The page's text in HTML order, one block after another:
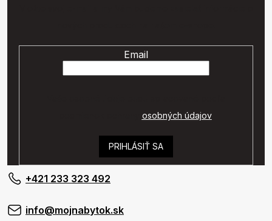
Email
osobných údajov.
PRIHLÁSIŤ SA
+421 233 323 492
info@mojnabytok.sk